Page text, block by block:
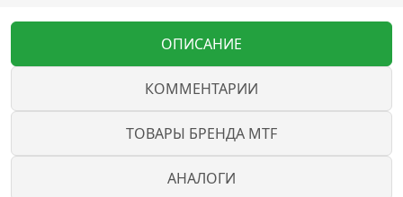
ОПИСАНИЕ
КОММЕНТАРИИ
ТОВАРЫ БРЕНДА MTF
АНАЛОГИ